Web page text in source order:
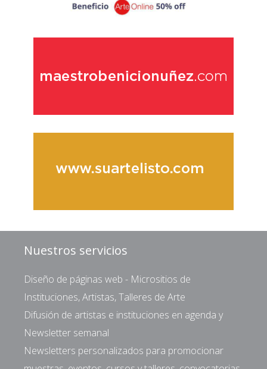
Nuestros servicios
Diseño de páginas web - Micrositios de
Instituciones, Artistas, Talleres de Arte
Difusión de artistas e instituciones en agenda y
Newsletter semanal
Newsletters personalizados para promocionar